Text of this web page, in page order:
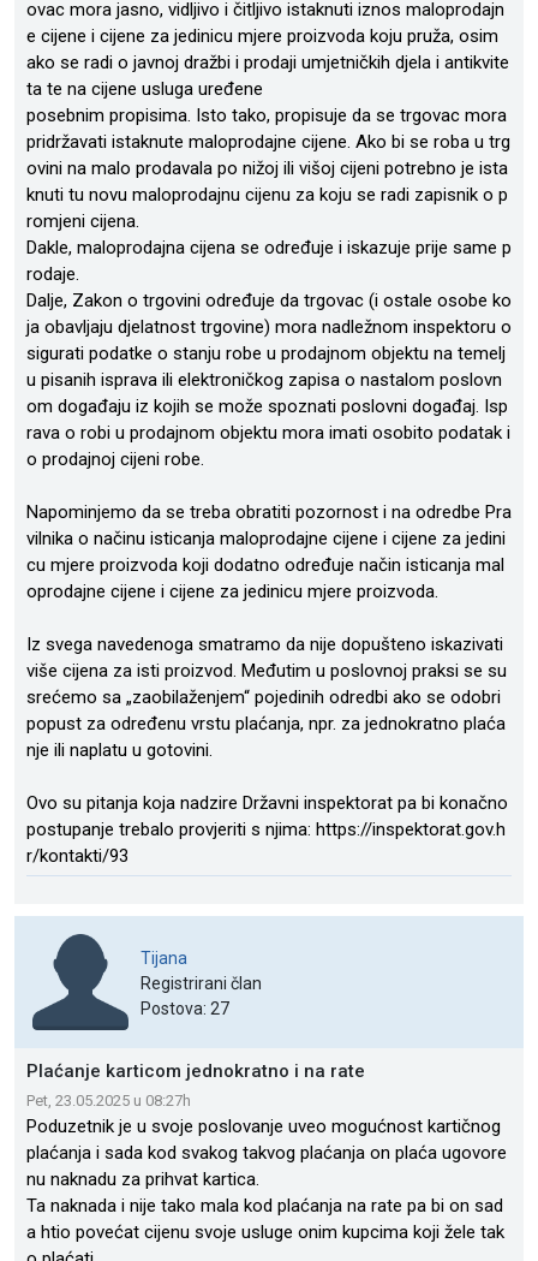
ovac mora jasno, vidljivo i čitljivo istaknuti iznos maloprodajn
e cijene i cijene za jedinicu mjere proizvoda koju pruža, osim
ako se radi o javnoj dražbi i prodaji umjetničkih djela i antikvite
ta te na cijene usluga uređene
posebnim propisima. Isto tako, propisuje da se trgovac mora
pridržavati istaknute maloprodajne cijene. Ako bi se roba u trg
ovini na malo prodavala po nižoj ili višoj cijeni potrebno je ista
knuti tu novu maloprodajnu cijenu za koju se radi zapisnik o p
romjeni cijena.
Dakle, maloprodajna cijena se određuje i iskazuje prije same p
rodaje.
Dalje, Zakon o trgovini određuje da trgovac (i ostale osobe ko
ja obavljaju djelatnost trgovine) mora nadležnom inspektoru o
sigurati podatke o stanju robe u prodajnom objektu na temelj
u pisanih isprava ili elektroničkog zapisa o nastalom poslovn
om događaju iz kojih se može spoznati poslovni događaj. Isp
rava o robi u prodajnom objektu mora imati osobito podatak i
o prodajnoj cijeni robe.
Napominjemo da se treba obratiti pozornost i na odredbe Pra
vilnika o načinu isticanja maloprodajne cijene i cijene za jedini
cu mjere proizvoda koji dodatno određuje način isticanja mal
oprodajne cijene i cijene za jedinicu mjere proizvoda.
Iz svega navedenoga smatramo da nije dopušteno iskazivati
više cijena za isti proizvod. Međutim u poslovnoj praksi se su
srećemo sa „zaobilaženjem“ pojedinih odredbi ako se odobri
popust za određenu vrstu plaćanja, npr. za jednokratno plaća
nje ili naplatu u gotovini.
Ovo su pitanja koja nadzire Državni inspektorat pa bi konačno
postupanje trebalo provjeriti s njima: https://inspektorat.gov.h
r/kontakti/93
Tijana
Registrirani član
Postova: 27
Plaćanje karticom jednokratno i na rate
Pet, 23.05.2025 u 08:27h
Poduzetnik je u svoje poslovanje uveo mogućnost kartičnog
plaćanja i sada kod svakog takvog plaćanja on plaća ugovore
nu naknadu za prihvat kartica.
Ta naknada i nije tako mala kod plaćanja na rate pa bi on sad
a htio povećat cijenu svoje usluge onim kupcima koji žele tak